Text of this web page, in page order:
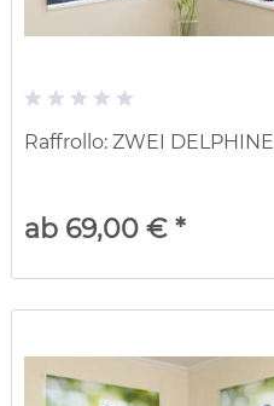
Raffrollo: ZWEI DELPHINE
ab 69,00 € *